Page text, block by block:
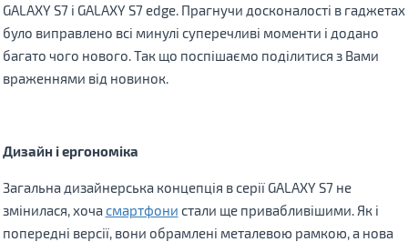
GALAXY S7 і GALAXY S7 edge. Прагнучи досконалості в гаджетах
було виправлено всі минулі суперечливі моменти і додано
багато чого нового. Так що поспішаємо поділитися з Вами
враженнями від новинок.
Дизайн і ергономіка
Загальна дизайнерська концепція всерії GALAXY S7 не
змінилася, хочасмартфони стали ще привабливішими. Як і
попередні версії, вони обрамлені металевою рамкою, а нова